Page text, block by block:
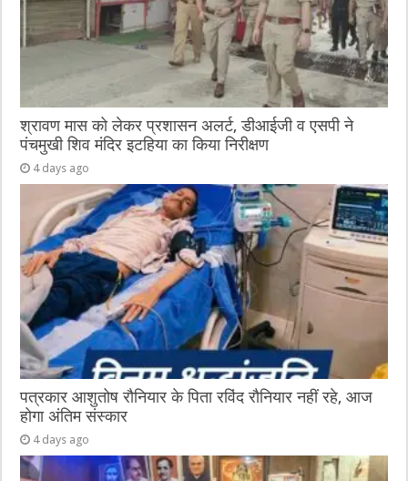
श्रावण मास को लेकर प्रशासन अलर्ट, डीआईजी व एसपी ने
पंचमुखी शिव मंदिर इटहिया का किया निरीक्षण
4 days ago
पत्रकार आशुतोष रौनियार के पिता रविंद रौनियार नहीं रहे, आज
होगा अंतिम संस्कार
4 days ago